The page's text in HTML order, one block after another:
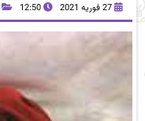
27 فوریه 2021 12:50